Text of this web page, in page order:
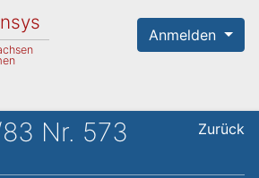
Anmelden
Nr. 573 Zurück